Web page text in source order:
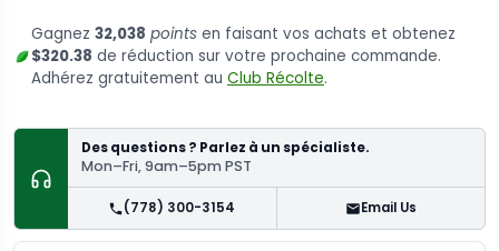
Gagnez 32,038 points en faisant vos achats et obtenez
$320.38 de réduction sur votre prochaine commande.
Adhérez gratuitement au Club Récolte.
Des questions ? Parlez à un spécialiste.
Mon–Fri, 9am–5pm PST
(778) 300-3154 Email Us